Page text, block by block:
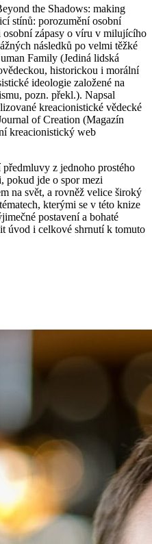
the Shadows: making
stínů: porozumění osobní
zápasy o víru v milujícího
následků po velmi těžké
Family (Jediná lidská
historickou i morální
ideologie založené na
pozn. překl.). Napsal
kreacionistické vědecké
of Creation (Magazín
kreacionistický web
z jednoho prostého
pokud jde o spor mezi
na svět, a rovněž velice široký
kterými se v této knize
postavení a bohaté
úvod i celkové shrnutí k tomuto